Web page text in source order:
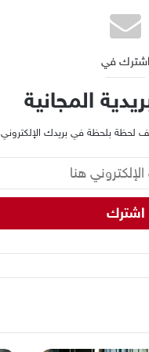
اشترك في
المجانية
لحظة بلحظة في بريدك الإلكتروني